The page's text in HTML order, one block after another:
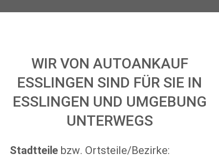
WIR VON AUTOANKAUF
ESSLINGEN SIND FÜR SIE IN
ESSLINGEN UND UMGEBUNG
UNTERWEGS
Stadtteile bzw. Ortsteile/Bezirke: